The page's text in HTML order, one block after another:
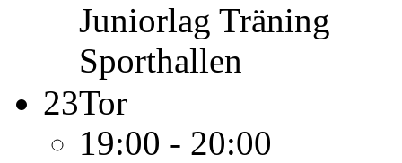
Juniorlag Träning
Sporthallen
23Tor
19:00 - 20:00